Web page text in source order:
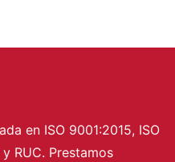
en ISO 9001:2015, ISO
RUC. Prestamos